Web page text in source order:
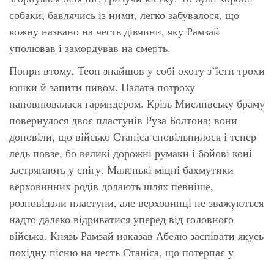
собаки; бавлячись із ними, легко забувалося, що
кожну названо на честь дівчини, яку Рамзай
уполював і замордував на смерть.
Попри втому, Теон знайшов у собі охоту з’їсти трохи
юшки й запити пивом. Палата потроху
наповнювалася гармидером. Крізь Мисливську браму
повернулося двоє пластунів Руза Болтона; вони
доповіли, що військо Станіса сповільнилося і тепер
ледь повзе, бо великі дорожні румаки і бойові коні
застрягають у снігу. Маленькі міцні бахмутики
верховинних родів долають шлях певніше,
розповідали пластуни, але верховинці не зважуються
надто далеко відриватися уперед від головного
війська. Князь Рамзай наказав Абелю заспівати якусь
похідну пісню на честь Станіса, що потерпає у